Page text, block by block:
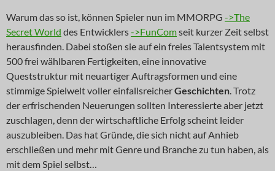
Warum das so ist, können Spieler nun im MMORPG ->The
Secret World des Entwicklers->FunComseit kurzer Zeit selbst
herausfinden. Dabei stoßen sie auf ein freies Talentsystem mit
500 frei wählbaren Fertigkeiten, eine innovative
Queststruktur mit neuartiger Auftragsformen und eine
stimmige Spielwelt voller einfallsreicherGeschichten. Trotz
der erfrischenden Neuerungen sollten Interessierte aber jetzt
zuschlagen, denn der wirtschaftliche Erfolg scheint leider
auszubleiben. Das hat Gründe, die sich nicht auf Anhieb
erschließen und mehr mit Genre und Branche zu tun haben, als
mit dem Spiel selbst…